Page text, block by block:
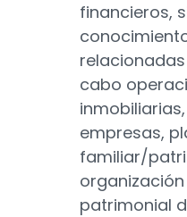
financieros,
cabo
empresas,
familiar/
patrimonial